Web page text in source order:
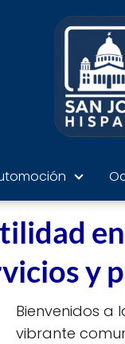
y
Bienvenidos a
vibrante